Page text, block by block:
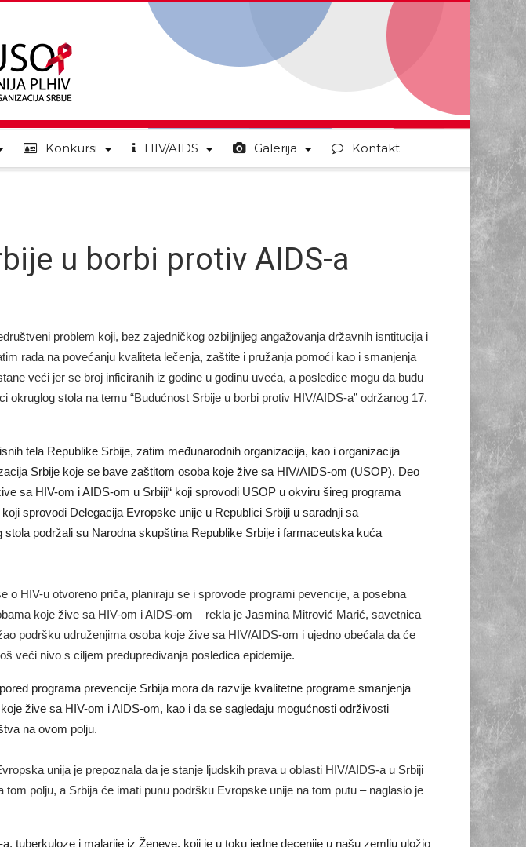
Konkursi HIV/AIDS Galerija Kontakt
u borbi protiv AIDS-a
problem koji, bez zajedničkog ozbiljnijeg angažovanja državnih isntitucija i
rada na povećanju kvaliteta lečenja, zaštite i pružanja pomoći kao i smanjenja
veći jer se broj inficiranih iz godine u godinu uveća, a posledice mogu da budu
stola na temu “Budućnost Srbije u borbi protiv HIV/AIDS-a” održanog 17.
tela Republike Srbije, zatim međunarodnih organizacija, kao i organizacija
Srbije koje se bave zaštitom osoba koje žive sa HIV/AIDS-om (USOP). Deo
sa HIV-om i AIDS-om u Srbiji“ koji sprovodi USOP u okviru šireg programa
sprovodi Delegacija Evropske unije u Republici Srbiji u saradnji sa
podržali su Narodna skupština Republike Srbije i farmaceutska kuća
HIV-u otvoreno priča, planiraju se i sprovode programi pevencije, a posebna
koje žive sa HIV-om i AIDS-om – rekla je Jasmina Mitrović Marić, savetnica
podršku udruženjima osoba koje žive sa HIV/AIDS-om i ujedno obećala da će
veći nivo s ciljem predupređivanja posledica epidemije.
programa prevencije Srbija mora da razvije kvalitetne programe smanjenja
žive sa HIV-om i AIDS-om, kao i da se sagledaju mogućnosti održivosti
na ovom polju.
unija je prepoznala da je stanje ljudskih prava u oblasti HIV/AIDS-a u Srbiji
polju, a Srbija će imati punu podršku Evropske unije na tom putu – naglasio je
tuberkuloze i malarije iz Ženeve, koji je u toku jedne decenije u našu zemlju uložio